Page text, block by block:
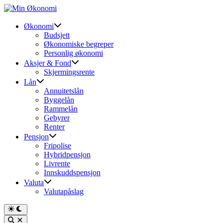
Skip
contentØkonomi
Budsjett
Økonomiske begreper
Personlig økonomi
Aksjer & Fond
Skjermingsrente
Lån
Annuitetslån
Byggelån
Rammelån
Gebyrer
Renter
Pensjon
Fripolise
Hybridpensjon
Livrente
Innskuddspensjon
Valuta
Valutapåslag
Switch
to
Open